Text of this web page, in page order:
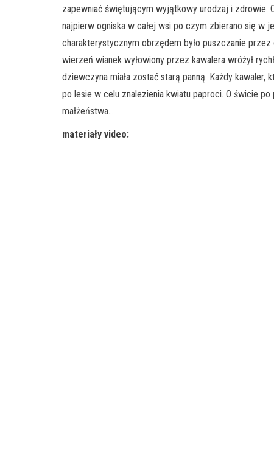
zapewniać świętującym wyjątkowy urodzaj i zdrowie.
najpierw ogniska w całej wsi po czym zbierano się w
charakterystycznym obrzędem było puszczanie
wierzeń wianek wyłowiony przez kawalera wróżył
dziewczyna miała zostać starą panną. Każdy kawaler,
po lesie w celu znalezienia kwiatu paproci. O świcie
małżeństwa…
materiały video: